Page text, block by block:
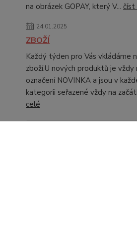
na obrázek GOPAY, který V... číst
24.01.2025
ZBOŽÍ
Každý týden pro Vás vkládáme
zboží.U nových produktů je vždy
označení NOVINKA a jsou v
kategorii seřazené vždy na
celé